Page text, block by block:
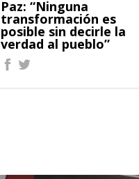
Paz: “Ninguna
transformación es
posible sin decirle la
verdad al pueblo”